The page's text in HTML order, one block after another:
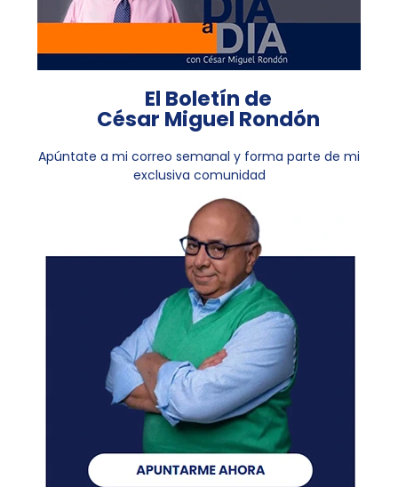
El Boletín de
César Miguel Rondón
Apúntate a mi correo semanal y forma parte de mi
exclusiva comunidad